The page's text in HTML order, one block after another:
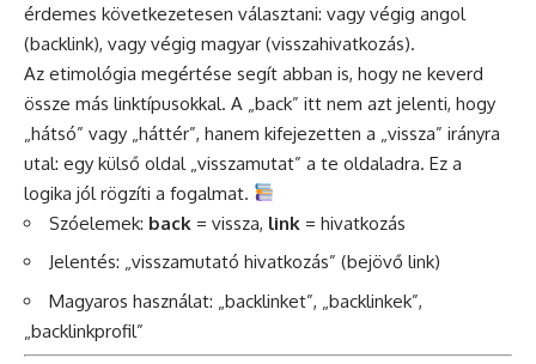
érdemes következetesen választani: vagy végig angol
(backlink), vagy végig magyar (visszahivatkozás).
Az etimológia megértése segít abban is, hogy ne keverd
össze más linktípusokkal. A „back” itt nem azt jelenti, hogy
„hátsó” vagy „háttér”, hanem kifejezetten a „vissza” irányra
utal: egy külső oldal „visszamutat” a te oldaladra. Ez a
logika jól rögzíti a fogalmat.
Szóelemek: back = vissza, link = hivatkozás
Jelentés: „visszamutató hivatkozás” (bejövő link)
Magyaros használat: „backlinket”, „backlinkek”,
„backlinkprofil”